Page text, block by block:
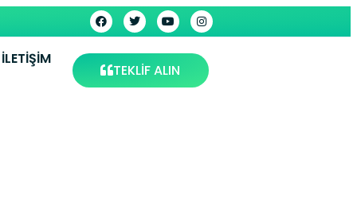
İLETIŞIM
TEKLİF ALIN